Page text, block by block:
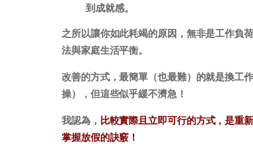
到成就感。
之所以讓你如此耗竭的原因，無非是工作負
法與家庭生活平衡。
改善的方式，最簡單（也最難）的就是換工
操），但這些似乎緩不濟急！
我認為， 比較實際且立即可行的方式，是重
掌握放假的訣竅！